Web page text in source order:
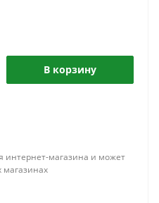
В корзину
интернет-магазина и может
магазинах